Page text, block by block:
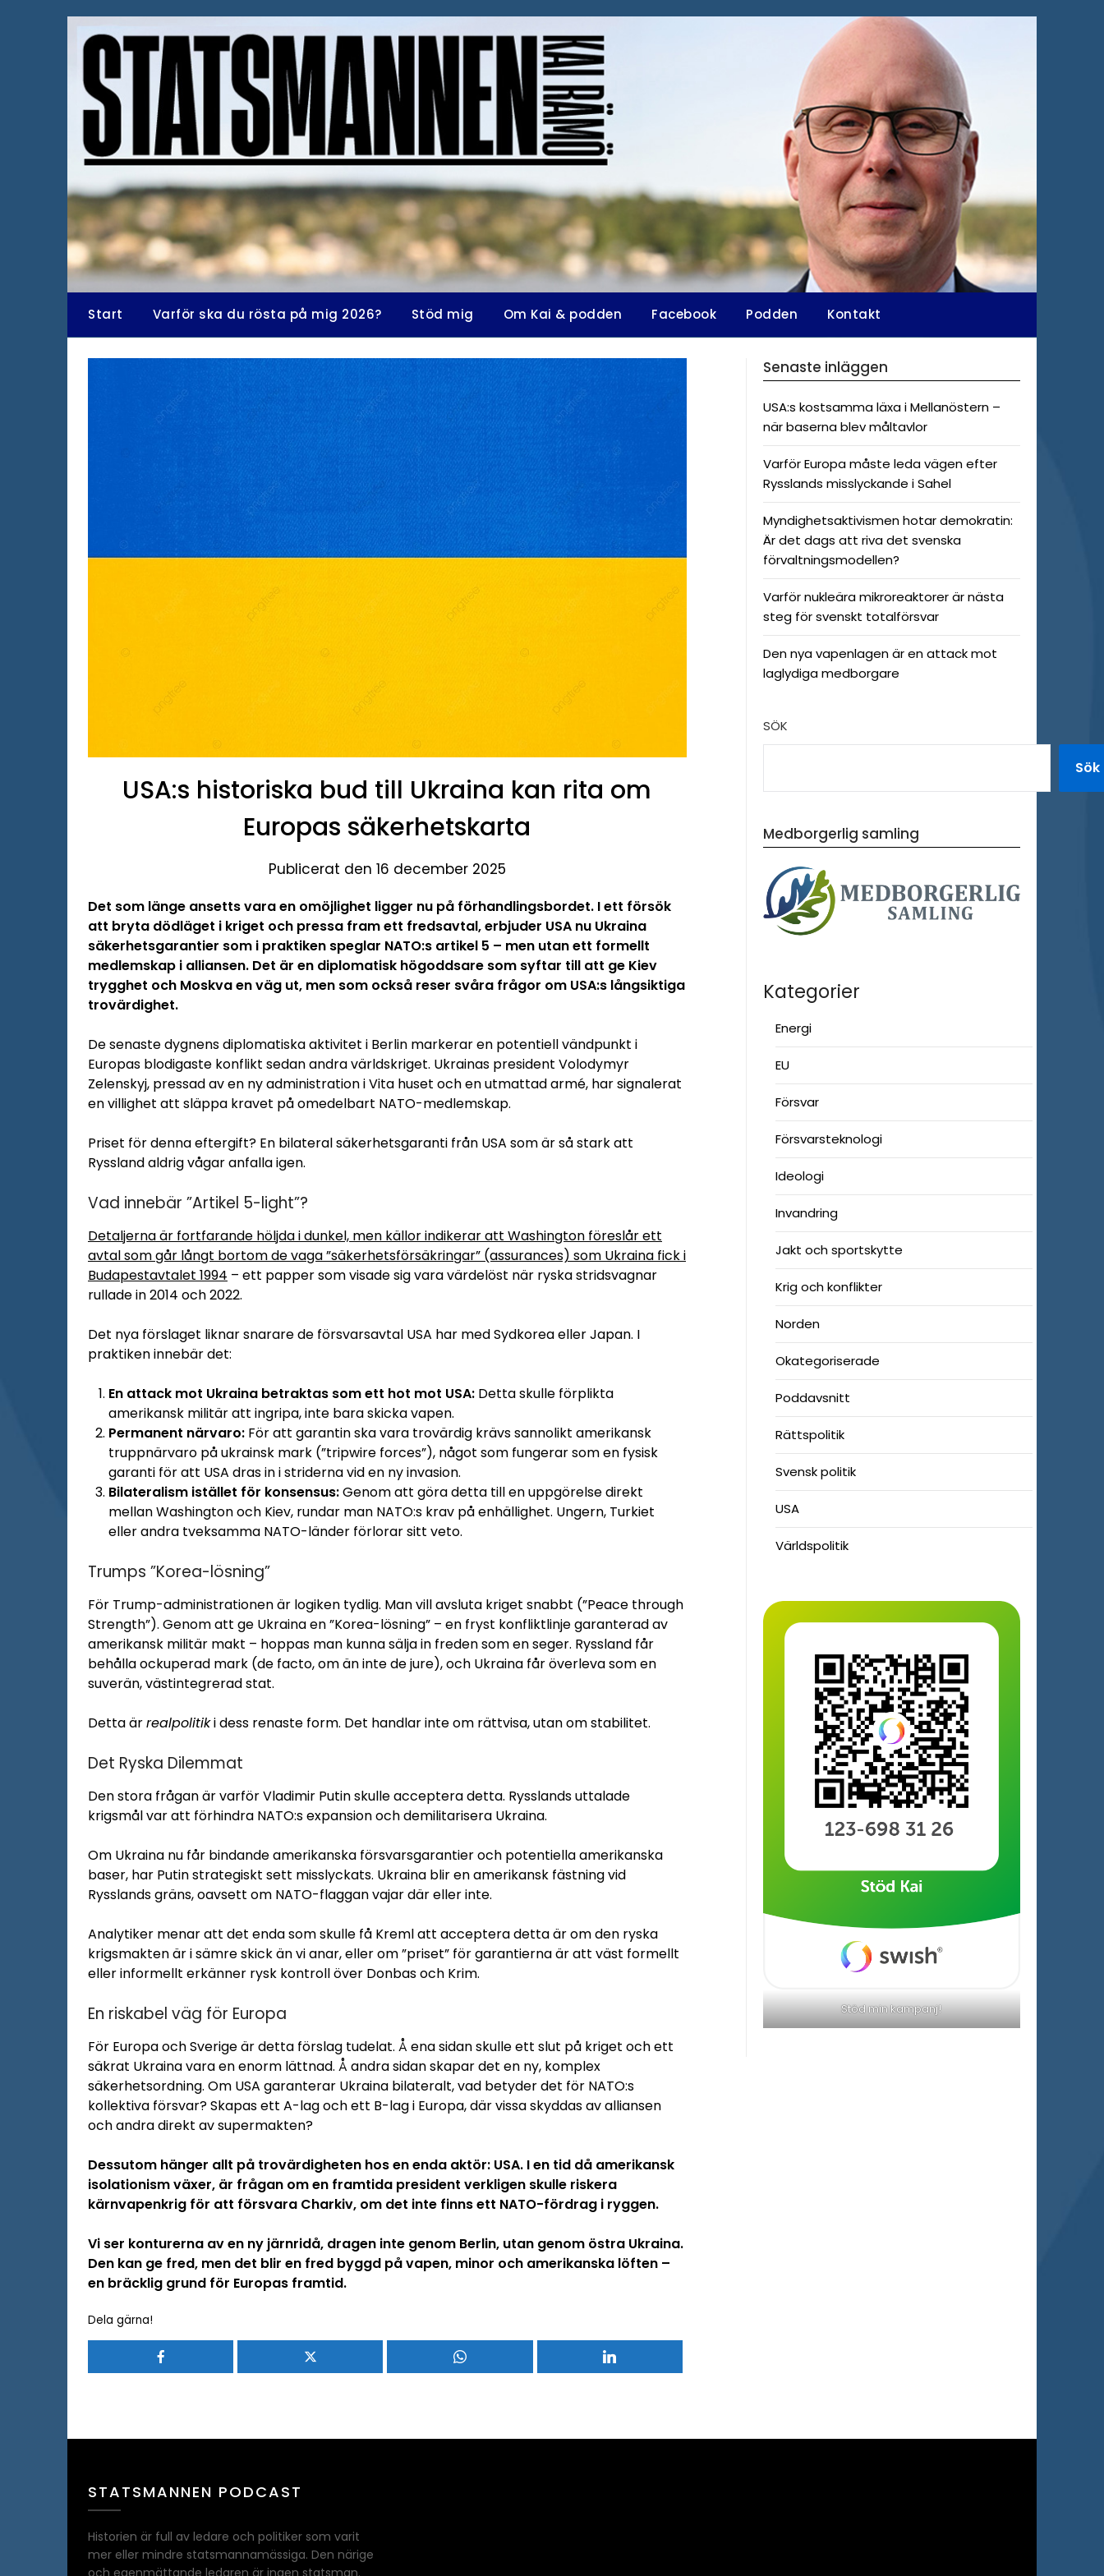
Start Varför ska du rösta på mig 2026? Stöd mig Om Kai & podden Facebook Podden Kontakt
USA:s historiska bud till Ukraina kan rita om
Europas säkerhetskarta
Publicerat den 16 december 2025
Det som länge ansetts vara en omöjlighet ligger nu på förhandlingsbordet. I ett försök
att bryta dödläget i kriget och pressa fram ett fredsavtal, erbjuder USA nu Ukraina
säkerhetsgarantier som i praktiken speglar NATO:s artikel 5 – men utan ett formellt
medlemskap i alliansen. Det är en diplomatisk högoddsare som syftar till att ge Kiev
trygghet och Moskva en väg ut, men som också reser svåra frågor om USA:s långsiktiga
trovärdighet.
De senaste dygnens diplomatiska aktivitet i Berlin markerar en potentiell vändpunkt i
Europas blodigaste konflikt sedan andra världskriget. Ukrainas president Volodymyr
Zelenskyj, pressad av en ny administration i Vita huset och en utmattad armé, har signalerat
en villighet att släppa kravet på omedelbart NATO-medlemskap.
Priset för denna eftergift? En bilateral säkerhetsgaranti från USA som är så stark att
Ryssland aldrig vågar anfalla igen.
Vad innebär ”Artikel 5-light”?
Detaljerna är fortfarande höljda i dunkel, men källor indikerar att Washington föreslår ett
avtal som går långt bortom de vaga ”säkerhetsförsäkringar” (assurances) som Ukraina fick i
Budapestavtalet 1994 – ett papper som visade sig vara värdelöst när ryska stridsvagnar
rullade in 2014 och 2022.
Det nya förslaget liknar snarare de försvarsavtal USA har med Sydkorea eller Japan. I
praktiken innebär det:
En attack mot Ukraina betraktas som ett hot mot USA: Detta skulle förplikta
amerikansk militär att ingripa, inte bara skicka vapen.
Permanent närvaro: För att garantin ska vara trovärdig krävs sannolikt amerikansk
truppnärvaro på ukrainsk mark (”tripwire forces”), något som fungerar som en fysisk
garanti för att USA dras in i striderna vid en ny invasion.
Bilateralism istället för konsensus:Genom att göra detta till en uppgörelse direkt
mellan Washington och Kiev, rundar man NATO:s krav på enhällighet. Ungern, Turkiet
eller andra tveksamma NATO-länder förlorar sitt veto.
Trumps ”Korea-lösning”
För Trump-administrationen är logiken tydlig. Man vill avsluta kriget snabbt (”Peace through
Strength”). Genom att ge Ukraina en ”Korea-lösning” – en fryst konfliktlinje garanterad av
amerikansk militär makt – hoppas man kunna sälja in freden som en seger. Ryssland får
behålla ockuperad mark (de facto, om än inte de jure), och Ukraina får överleva som en
suverän, västintegrerad stat.
Detta ärrealpolitiki dess renaste form. Det handlar inte om rättvisa, utan om stabilitet.
Det Ryska Dilemmat
Den stora frågan är varför Vladimir Putin skulle acceptera detta. Rysslands uttalade
krigsmål var att förhindra NATO:s expansion och demilitarisera Ukraina.
Om Ukraina nu får bindande amerikanska försvarsgarantier och potentiella amerikanska
baser, har Putin strategiskt sett misslyckats. Ukraina blir en amerikansk fästning vid
Rysslands gräns, oavsett om NATO-flaggan vajar där eller inte.
Analytiker menar att det enda som skulle få Kreml att acceptera detta är om den ryska
krigsmakten är i sämre skick än vi anar, eller om ”priset” för garantierna är att väst formellt
eller informellt erkänner rysk kontroll över Donbas och Krim.
En riskabel väg för Europa
För Europa och Sverige är detta förslag tudelat. Å ena sidan skulle ett slut på kriget och ett
säkrat Ukraina vara en enorm lättnad. Å andra sidan skapar det en ny, komplex
säkerhetsordning. Om USA garanterar Ukraina bilateralt, vad betyder det för NATO:s
kollektiva försvar? Skapas ett A-lag och ett B-lag i Europa, där vissa skyddas av alliansen
och andra direkt av supermakten?
Dessutom hänger allt på trovärdigheten hos en enda aktör: USA. I en tid då amerikansk
isolationism växer, är frågan om en framtida president verkligen skulle riskera
kärnvapenkrig för att försvara Charkiv, om det inte finns ett NATO-fördrag i ryggen.
Vi ser konturerna av en ny järnridå, dragen inte genom Berlin, utan genom östra Ukraina.
Den kan ge fred, men det blir en fred byggd på vapen, minor och amerikanska löften –
en bräcklig grund för Europas framtid.
Dela gärna!
Senaste inläggen
USA:s kostsamma läxa i Mellanöstern –
när baserna blev måltavlor
Varför Europa måste leda vägen efter
Rysslands misslyckande i Sahel
Myndighetsaktivismen hotar demokratin:
Är det dags att riva det svenska
förvaltningsmodellen?
Varför nukleära mikroreaktorer är nästa
steg för svenskt totalförsvar
Den nya vapenlagen är en attack mot
laglydiga medborgare
SÖK
Sök
Medborgerlig samling
Kategorier
Energi
EU
Försvar
Försvarsteknologi
Ideologi
Invandring
Jakt och sportskytte
Krig och konflikter
Norden
Okategoriserade
Poddavsnitt
Rättspolitik
Svensk politik
USA
Världspolitik
Stöd min kampanj!
STATSMANNEN PODCAST
Historien är full av ledare och politiker som varit
mer eller mindre statsmannamässiga. Den närige
och egenmättande ledaren är ingen statsman.